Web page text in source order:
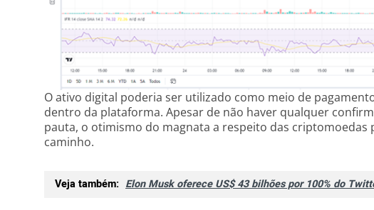
O ativo digital poderia ser utilizado como meio de
dentro da plataforma. Apesar de não haver qualquer
pauta, o otimismo do magnata a respeito das criptomoedas
caminho.
Veja também: Elon Musk oferece US$ 43 bilhões por 100% do